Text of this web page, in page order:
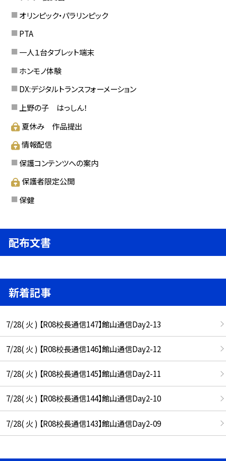
オリンピック・パラリンピック
PTA
一人１台タブレット端末
ホンモノ体験
DX:デジタルトランスフォーメーション
上野の子 はっしん！
夏休み 作品提出
情報配信
保護コンテンツへの案内
保護者限定公開
保健
配布文書
新着記事
7/28( 火 ) 【R08校長通信147】館山通信Day2-13
7/28( 火 ) 【R08校長通信146】館山通信Day2-12
7/28( 火 ) 【R08校長通信145】館山通信Day2-11
7/28( 火 ) 【R08校長通信144】館山通信Day2-10
7/28( 火 ) 【R08校長通信143】館山通信Day2-09